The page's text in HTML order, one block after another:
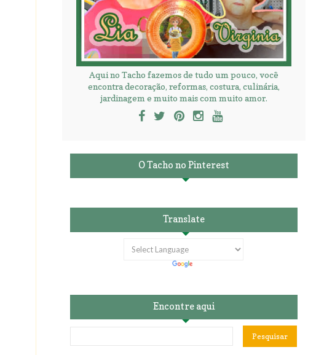
Aqui no Tacho fazemos de tudo um pouco, você
encontra decoração, reformas, costura, culinária,
jardinagem e muito mais com muito amor.
O Tacho no Pinterest
Translate
Encontre aqui